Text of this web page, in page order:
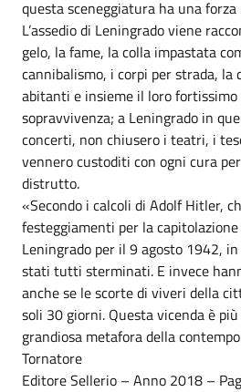
questa sceneggiatura ha una
L’assedio di Leningrado viene
gelo, la fame, la colla impastata
cannibalismo, i corpi per strada, la
abitanti e insieme il loro fortissimo
sopravvivenza; a Leningrado in
concerti, non chiusero i teatri, i
vennero custoditi con ogni cura
distrutto.
«Secondo i calcoli di Adolf Hitler,
festeggiamenti per la
Leningrado per il 9 agosto 1942,
stati tutti sterminati. E invece
anche se le scorte di viveri della
soli 30 giorni. Questa vicenda è
grandiosa metafora della
Tornatore
Editore Sellerio – Anno 2018 –